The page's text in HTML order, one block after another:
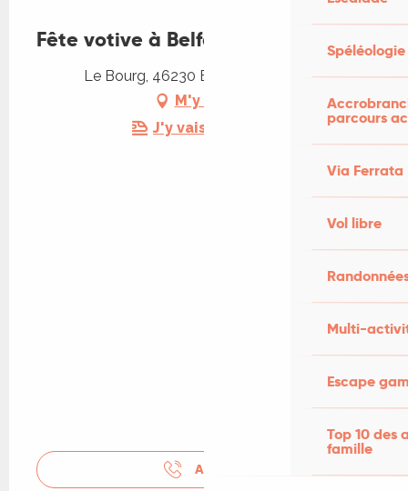
Spéléologie
parcours
Via Ferrata
Vol libre
Multi-
Escape
Top 10 des
famille
Fête votive à Belfort du Quercy
Le Bourg, 46230 Belfort-du-Quercy
M'y rendre
J'y vais en train !
APPELER